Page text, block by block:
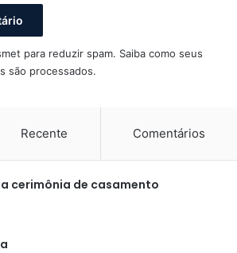
para reduzir spam. Saiba como seus
são processados.
Recente Comentários
cerimônia de casamento